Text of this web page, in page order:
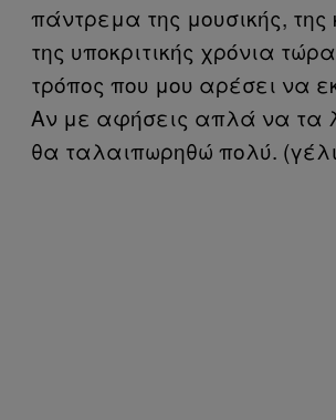
πάντρεμα της μουσικής, της
της υποκριτικής χρόνια
τρόπος που μου αρέσει να
Αν με αφήσεις απλά να τα
θα ταλαιπωρηθώ πολύ.